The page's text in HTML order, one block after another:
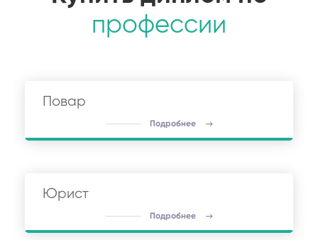
профессии
Повар
Подробнее
Юрист
Подробнее